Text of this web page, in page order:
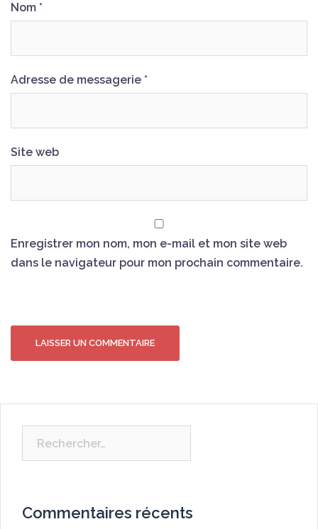
Nom *
Adresse de messagerie *
Site web
Enregistrer mon nom, mon e-mail et mon site web
dans le navigateur pour mon prochain commentaire.
Commentaires récents